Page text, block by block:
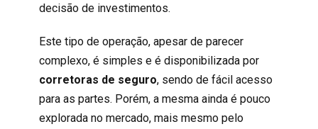
decisão de investimentos.
Este tipo de operação, apesar de parecer
complexo, é simples e é disponibilizada por
corretoras de seguro, sendo de fácil acesso
para as partes. Porém, a mesma ainda é pouco
explorada no mercado, mais mesmo pelo